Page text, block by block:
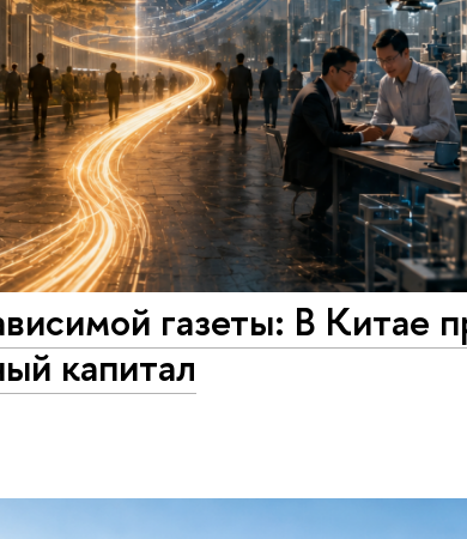
газеты: В Китае
капитал